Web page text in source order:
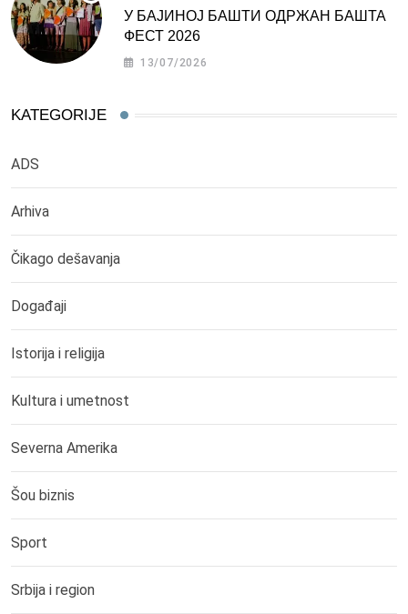
У БАЈИНОЈ БАШТИ ОДРЖАН БАШТА
ФЕСТ 2026
13/07/2026
KATEGORIJE
ADS
Arhiva
Čikago dešavanja
Događaji
Istorija i religija
Kultura i umetnost
Severna Amerika
Šou biznis
Sport
Srbija i region